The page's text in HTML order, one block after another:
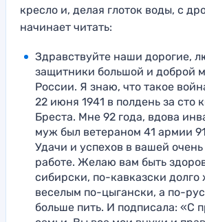
кресло и, делая глоток воды, с
начинает читать:
Здравствуйте наши дорогие,
защитники большой и доброй
России. Я знаю, что такое
22 июня 1941 в полдень за сто
Бреста. Мне 92 года, вдова
муж был ветераном 41 армии
Удачи и успехов в вашей
работе. Желаю вам быть
сибирски, по-кавказски долго
веселым по-цыгански, а по-
больше пить. И подписала: «С